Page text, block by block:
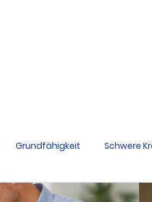
Grundfähigkeit Schwere